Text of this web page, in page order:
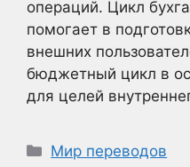
операций. Цикл
помогает в
внешних
бюджетный цикл в
для целей
Рубрики
Мир переводов